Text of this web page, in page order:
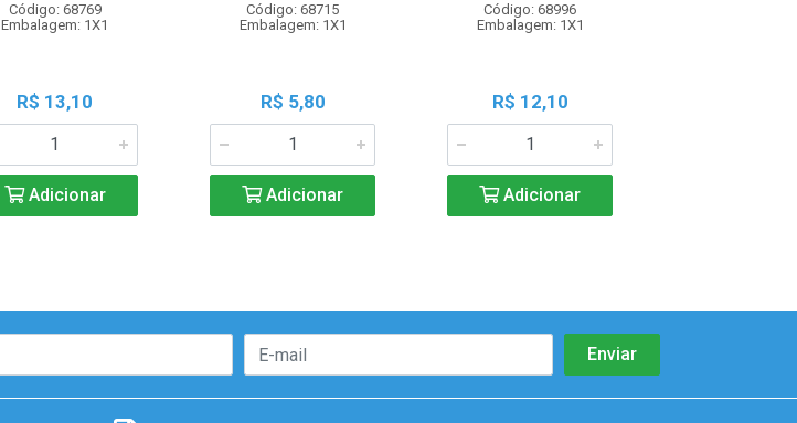
Código: 68769
Embalagem: 1X1
R$ 13,10
Adicionar
Código: 68715
Embalagem: 1X1
R$ 5,80
Adicionar
Código: 68996
Embalagem: 1X1
R$ 12,10
Adicionar